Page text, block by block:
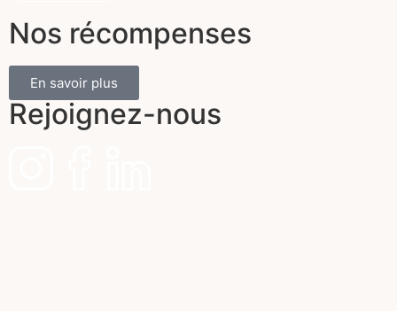
Nos récompenses
En savoir plus
Rejoignez-nous